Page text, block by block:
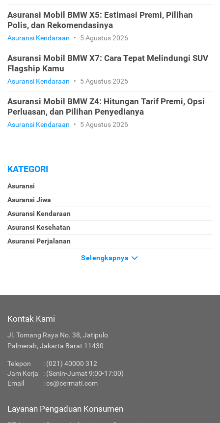
Asuransi Mobil BMW X5: Estimasi Premi, Pilihan
Polis, dan Rekomendasinya
Asuransi Kendaraan • 5 Agustus 2026
Asuransi Mobil BMW X7: Cara Tepat Melindungi SUV
Flagship Kamu
Asuransi Kendaraan • 5 Agustus 2026
Asuransi Mobil BMW Z4: Hitungan Tarif Premi, Opsi
Perluasan, dan Pilihan Penyedianya
Asuransi Kendaraan • 5 Agustus 2026
KATEGORI
Asuransi
Asuransi Jiwa
Asuransi Kendaraan
Asuransi Kesehatan
Asuransi Perjalanan
Selengkapnya
Kontak Kami
Jl. Tomang Raya No. 38, Jatipulo
Palmerah, Jakarta Barat 11430
Telepon : (021) 40000 312
Jam Kerja
: (Senin-Jumat 9:00-17:00)
Email
:cs@cermati.com
Layanan Pengaduan Konsumen